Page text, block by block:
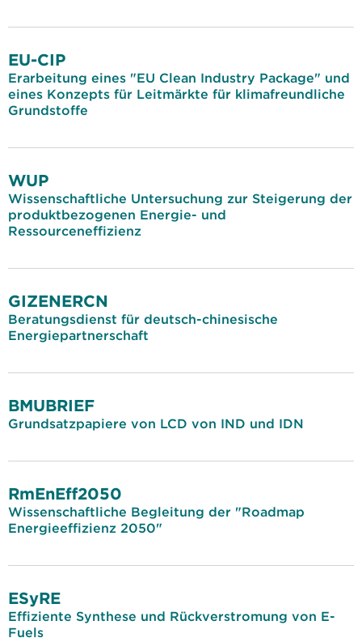
EU-CIP
Erarbeitung eines "EU Clean Industry Package" und
eines Konzepts für Leitmärkte für klimafreundliche
Grundstoffe
WUP
Wissenschaftliche Untersuchung zur Steigerung der
produktbezogenen Energie- und
Ressourceneffizienz
GIZENERCN
Beratungsdienst für deutsch-chinesische
Energiepartnerschaft
BMUBRIEF
Grundsatzpapiere von LCD von IND und IDN
RmEnEff2050
Wissenschaftliche Begleitung der "Roadmap
Energieeffizienz 2050"
ESyRE
Effiziente Synthese und Rückverstromung von E-
Fuels